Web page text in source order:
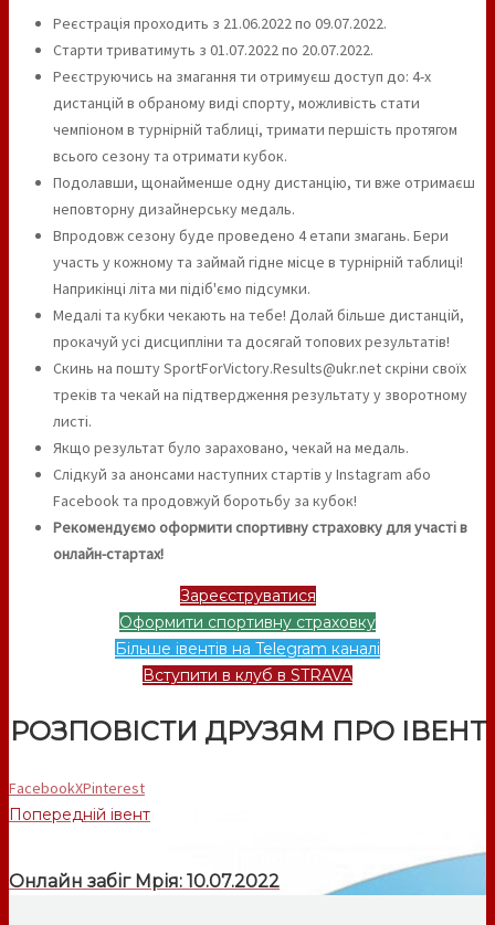
Реєстрація проходить з 21.06.2022 по 09.07.2022.
Старти триватимуть з 01.07.2022 по 20.07.2022.
Реєструючись на змагання ти отримуєш доступ до: 4-х
дистанцій в обраному виді спорту, можливість стати
чемпіоном в турнірній таблиці, тримати першість протягом
всього сезону та отримати кубок.
Подолавши, щонайменше одну дистанцію, ти вже отримаєш
неповторну дизайнерську медаль.
Впродовж сезону буде проведено 4 етапи змагань. Бери
участь у кожному та займай гідне місце в турнірній таблиці!
Наприкінці літа ми підіб'ємо підсумки.
Медалі та кубки чекають на тебе! Долай більше дистанцій,
прокачуй усі дисципліни та досягай топових результатів!
Скинь на пошту SportForVictory.Results@ukr.net скріни своїх
треків та чекай на підтвердження результату у зворотному
листі.
Якщо результат було зараховано, чекай на медаль.
Слідкуй за анонсами наступних стартів у Instagram або
Facebook та продовжуй боротьбу за кубок!
Рекомендуємо оформити спортивну страховку для участі в
онлайн-стартах!
Зареєструватися
Оформити спортивну страховку
Більше івентів на Telegram каналі
Вступити в клуб в STRAVA
РОЗПОВІСТИ ДРУЗЯМ ПРО ІВЕНТ
FacebookXPinterest
Попередній івент
Онлайн забіг Мрія: 10.07.2022